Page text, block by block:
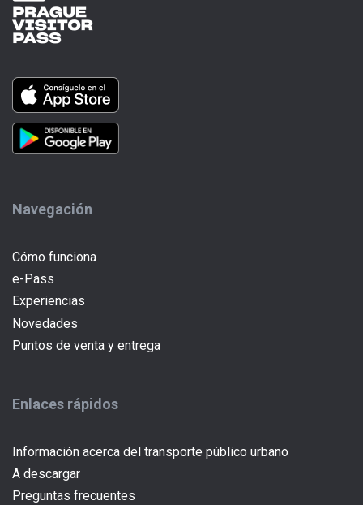
Navegación
Cómo funciona
e-Pass
Experiencias
Novedades
Puntos de venta y entrega
Enlaces rápidos
Información acerca del transporte público urbano
A descargar
Preguntas frecuentes